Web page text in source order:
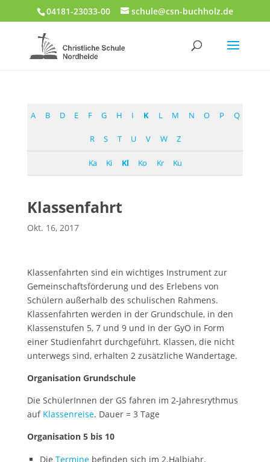
04181-23033-00 schule@csn-buchholz.de
A B D E F G H I K L M N O P Q
R S T U V W Z
Ka Ki Kl Ko Kr Ku
Klassenfahrt
Okt. 16, 2017
Klassenfahrten sind ein wichtiges Instrument zur
Gemeinschaftsförderung und des Erlebens von
Schülern außerhalb des schulischen Rahmens.
Klassenfahrten werden in der Grundschule, in den
Klassenstufen 5, 7 und 9 und in der GyO in Form
einer Studienfahrt durchgeführt. Klassen, die nicht
unterwegs sind, erhalten 2 zusätzliche Wandertage.
Organisation Grundschule
Die SchülerInnen der GS fahren im 2-Jahresrythmus
auf Klassenreise. Dauer = 3 Tage
Organisation 5 bis 10
Die Terminebefinden sich im 2.Halbjahr.